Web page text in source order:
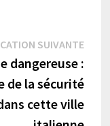
:
SUIVANTE
dangereuse :
de la sécurité
cette ville